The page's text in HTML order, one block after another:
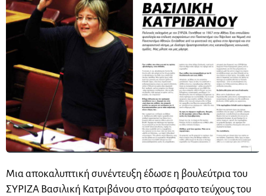
Μια αποκαλυπτική συνέντευξη έδωσε η βουλεύτρια του
ΣΥΡΙΖΑ Βασιλική Κατριβάνου στο πρόσφατο τεύχους του